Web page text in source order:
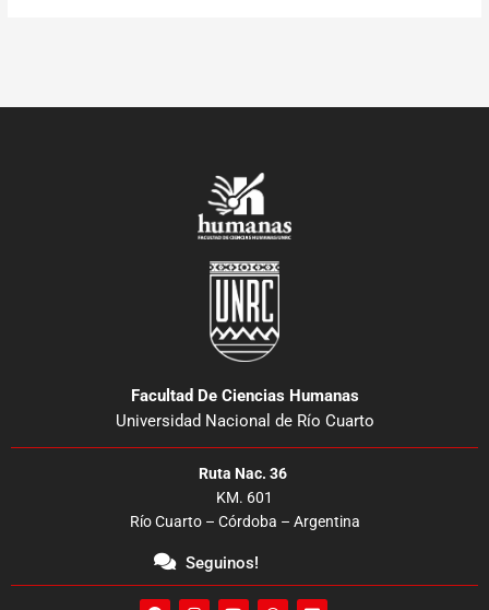
Facultad De Ciencias Humanas
Universidad Nacional de Río Cuarto
Ruta Nac. 36
KM. 601
Río Cuarto – Córdoba – Argentina
Seguinos!
F I Y W E